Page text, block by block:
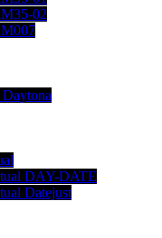
02
DAY-DATE
Datejust